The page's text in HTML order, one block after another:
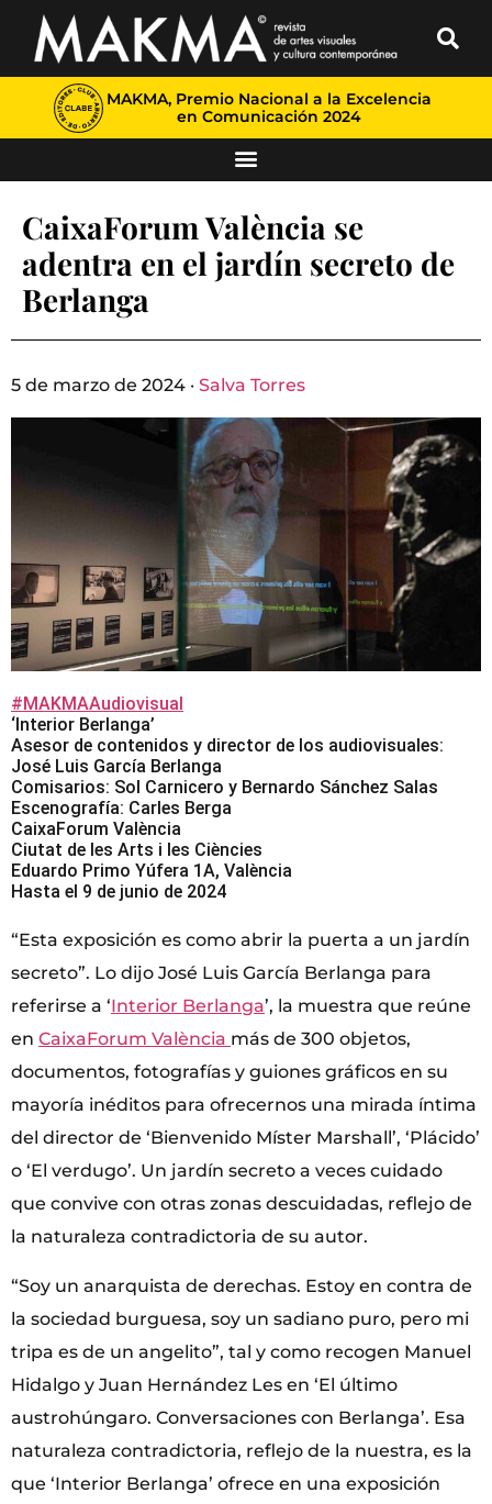
MAKMA, Premio Nacional a la Excelencia
en Comunicación 2024
CaixaForum València se
adentra en el jardín secreto de
Berlanga
5 de marzo de 2024 · Salva Torres
#MAKMAAudiovisual
‘Interior Berlanga’
Asesor de contenidos y director de los audiovisuales:
José Luis García Berlanga
Comisarios: Sol Carnicero y Bernardo Sánchez Salas
Escenografía: Carles Berga
CaixaForum València
Ciutat de les Arts i les Ciències
Eduardo Primo Yúfera 1A, València
Hasta el 9 de junio de 2024
“Esta exposición es como abrir la puerta a un jardín
secreto”. Lo dijo José Luis García Berlanga para
referirse a ‘Interior Berlanga’, la muestra que reúne
en CaixaForum València más de 300 objetos,
documentos, fotografías y guiones gráficos en su
mayoría inéditos para ofrecernos una mirada íntima
del director de ‘Bienvenido Míster Marshall’, ‘Plácido’
o ‘El verdugo’. Un jardín secreto a veces cuidado
que convive con otras zonas descuidadas, reflejo de
la naturaleza contradictoria de su autor.
“Soy un anarquista de derechas. Estoy en contra de
la sociedad burguesa, soy un sadiano puro, pero mi
tripa es de un angelito”, tal y como recogen Manuel
Hidalgo y Juan Hernández Les en ‘El último
austrohúngaro. Conversaciones con Berlanga’. Esa
naturaleza contradictoria, reflejo de la nuestra, es la
que ‘Interior Berlanga’ ofrece en una exposición